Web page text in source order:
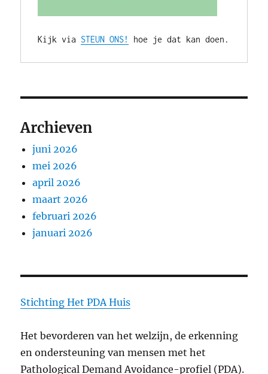
Kijk via STEUN ONS! hoe je dat kan doen.
Archieven
juni 2026
mei 2026
april 2026
maart 2026
februari 2026
januari 2026
Stichting Het PDA Huis
Het bevorderen van het welzijn, de erkenning
en ondersteuning van mensen met het
Pathological Demand Avoidance-profiel (PDA).